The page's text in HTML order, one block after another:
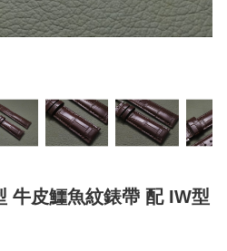
牛皮鱷魚紋錶帶 配 IW型